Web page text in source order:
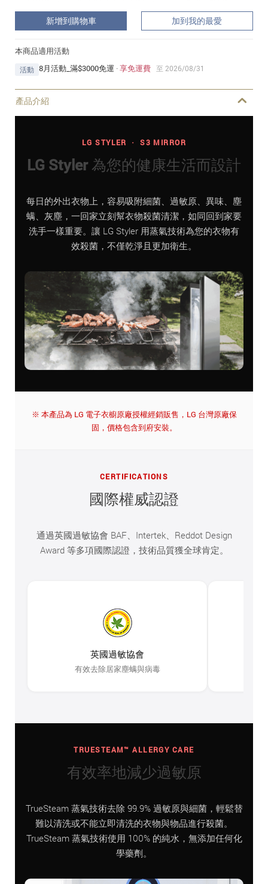
新增到購物車 加到我的最愛
本商品適用活動
活動 8月活動_滿$3000免運 ·享免運費 至 2026/08/31
產品介紹
LG STYLER ・ S3 MIRROR
LG Styler 為您的健康生活而設計
每日的外出衣物上，容易吸附細菌、過敏原、異味、塵
螨、灰塵，一回家立刻幫衣物殺菌清潔，如同回到家要
洗手一樣重要。讓 LG Styler 用蒸氣技術為您的衣物有
效殺菌，不僅乾淨且更加衛生。
※ 本產品為 LG 電子衣櫥原廠授權經銷販售，LG 台灣原廠保
固，價格包含到府安裝。
CERTIFICATIONS
國際權威認證
通過英國過敏協會 BAF、Intertek、Reddot Design
Award 等多項國際認證，技術品質獲全球肯定。
英國過敏協會
有效去除居家塵螨與病毒
TRUESTEAM™ ALLERGY CARE
有效率地減少過敏原
TrueSteam 蒸氣技術去除 99.9% 過敏原與細菌，輕鬆替
難以清洗或不能立即清洗的衣物與物品進行殺菌。
TrueSteam 蒸氣技術使用 100% 的純水，無添加任何化
學藥劑。